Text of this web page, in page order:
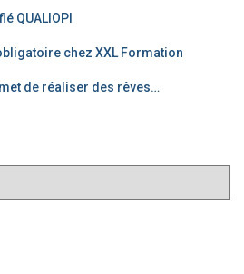
QUALIOPI
chez XXL Formation
de réaliser des rêves…